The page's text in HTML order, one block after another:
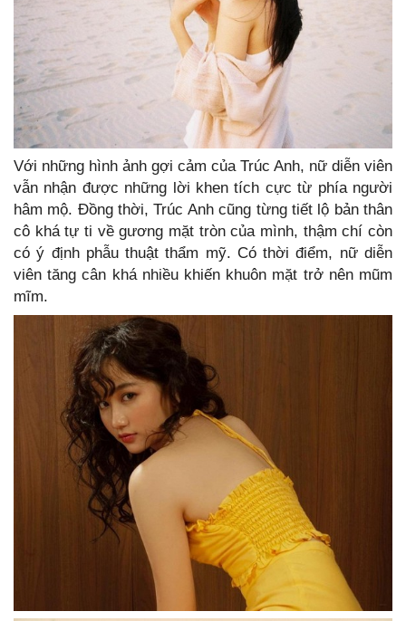
Với những hình ảnh gợi cảm của Trúc Anh, nữ diễn viên
vẫn nhận được những lời khen tích cực từ phía người
hâm mộ. Đồng thời, Trúc Anh cũng từng tiết lộ bản thân
cô khá tự ti về gương mặt tròn của mình, thậm chí còn
có ý định phẫu thuật thẩm mỹ. Có thời điểm, nữ diễn
viên tăng cân khá nhiều khiến khuôn mặt trở nên mũm
mĩm.